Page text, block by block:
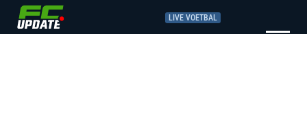
LIVE VOETBAL